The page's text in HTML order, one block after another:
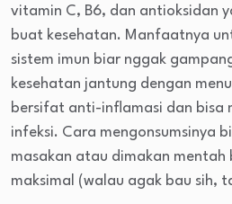
vitamin C, B6, dan antioksidan
buat kesehatan. Manfaatnya
sistem imun biar nggak
kesehatan jantung dengan
bersifat anti-inflamasi dan bisa
infeksi. Cara mengonsumsinya
masakan atau dimakan
maksimal (walau agak bau sih,